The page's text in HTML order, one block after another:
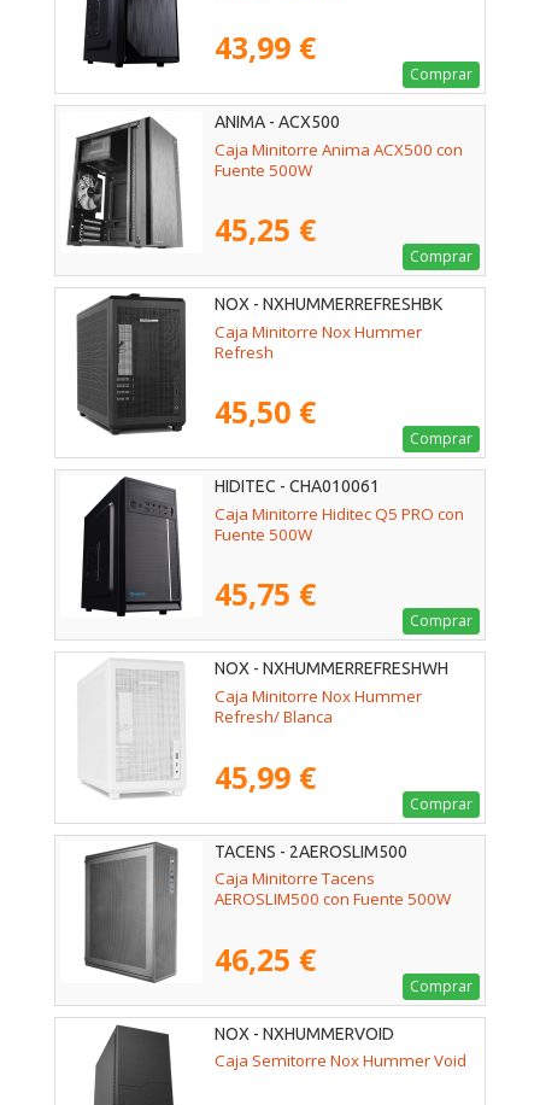
43,99 €
Comprar
ANIMA - ACX500
Caja Minitorre Anima ACX500 con
Fuente 500W
45,25 €
Comprar
NOX - NXHUMMERREFRESHBK
Caja Minitorre Nox Hummer
Refresh
45,50 €
Comprar
HIDITEC - CHA010061
Caja Minitorre Hiditec Q5 PRO con
Fuente 500W
45,75 €
Comprar
NOX - NXHUMMERREFRESHWH
Caja Minitorre Nox Hummer
Refresh/ Blanca
45,99 €
Comprar
TACENS - 2AEROSLIM500
Caja Minitorre Tacens
AEROSLIM500 con Fuente 500W
46,25 €
Comprar
NOX - NXHUMMERVOID
Caja Semitorre Nox Hummer Void